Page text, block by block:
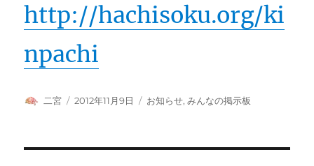
http://hachisoku.org/ki
npachi
投
二宮
投
2012年11月9日
カ
お知らせ,みんなの掲示板